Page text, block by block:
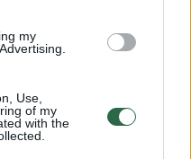
my
Use,
of my
with the